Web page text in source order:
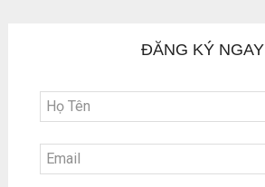
ĐĂNG KÝ NGAY